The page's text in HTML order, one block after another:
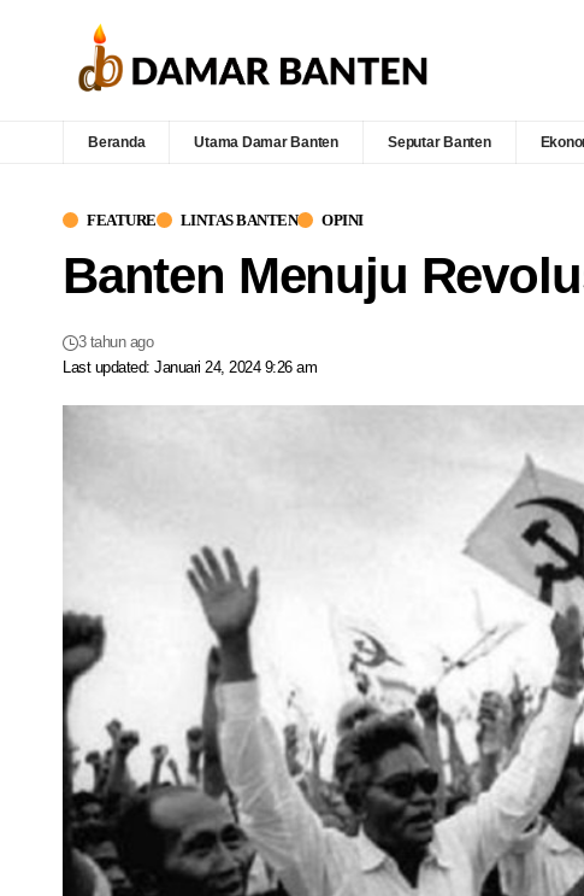
Beranda Utama Damar Banten Seputar Banten
FEATURE LINTAS BANTEN OPINI
Banten Menuju
Last updated: Januari 24, 2024 9:26 am
3 tahun ago